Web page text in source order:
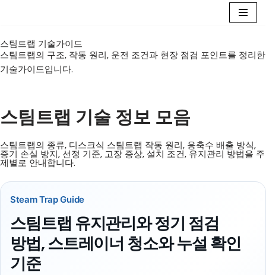
텐
츠
로
뛰
스팀트랩 기술가이드
스팀트랩의 구조, 작동 원리, 운전 조건과 현장 점검 포인트를 정리한
기술가이드입니다.
스팀트랩 기술 정보 모음
스팀트랩의 종류, 디스크식 스팀트랩 작동 원리, 응축수 배출 방식,
증기 손실 방지, 선정 기준, 고장 증상, 설치 조건, 유지관리 방법을 주
제별로 안내합니다.
Steam Trap Guide
스팀트랩 유지관리와 정기 점검
방법, 스트레이너 청소와 누설 확인
기준